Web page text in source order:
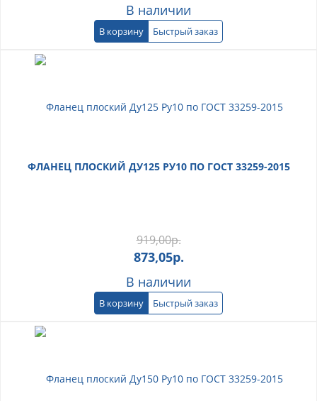
В наличии
В корзину Быстрый заказ
ФЛАНЕЦ ПЛОСКИЙ ДУ125 РУ10 ПО ГОСТ 33259-2015
919,00р.
873,05р.
В наличии
В корзину Быстрый заказ